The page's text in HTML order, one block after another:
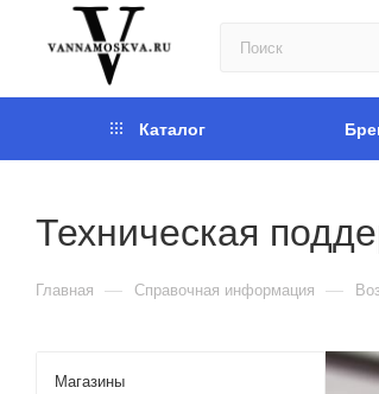
Каталог
Техническая
Главная — Справочная информация —
Магазины